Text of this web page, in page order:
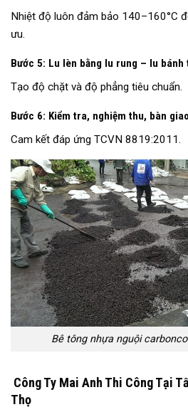
Nhiệt độ luôn đảm bảo 140–160°C
ưu.
Bước 5: Lu lèn bằng lu rung – lu
Tạo độ chặt và độ phẳng tiêu chuẩn.
Bước 6: Kiểm tra, nghiệm thu, bàn giao
Cam kết đáp ứng TCVN 8819:2011.
Bê tông nhựa nguội
Công Ty Mai Anh Thi Công Tại
Thọ